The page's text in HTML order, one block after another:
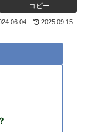
コピー
2025.09.15